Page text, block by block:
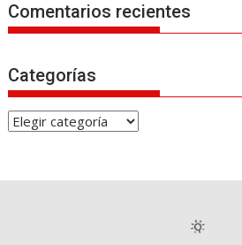
Comentarios recientes
Categorías
C
e